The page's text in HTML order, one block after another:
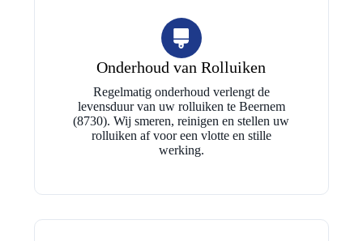
Onderhoud van Rolluiken
Regelmatig onderhoud verlengt de
levensduur van uw rolluiken te Beernem
(8730). Wij smeren, reinigen en stellen uw
rolluiken af voor een vlotte en stille
werking.